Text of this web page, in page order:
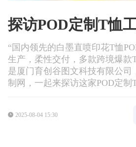
探访POD定制T恤
“国内领先的白墨直喷印花T恤
生产，柔性交付，多款跨境爆款
是厦门育创谷图文科技有限公司
制网，一起来探访这家POD定制
2025-08-04 15:30